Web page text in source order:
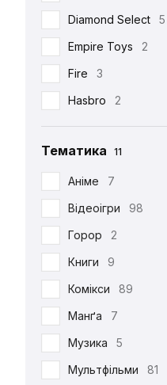
Diamond Select
5
Empire Toys
2
Fire
3
Hasbro
2
Hot Toys 93
Iron Studios
Jason Freeny
Medicom Toy
Mezco
1
Mictoys
Mighty Jaxx
NECA
12
One Toys
Play Arts KAI
73
Тематика 11
Аніме
7
Відеоігри
98
Горор
2
Книги
9
Комікси
89
Манґа
7
Музика
5
Мультфільми
81